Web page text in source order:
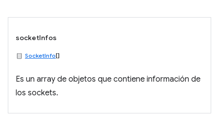
socketInfos
SocketInfo[]
Es un array de objetos que contiene información de
los sockets.